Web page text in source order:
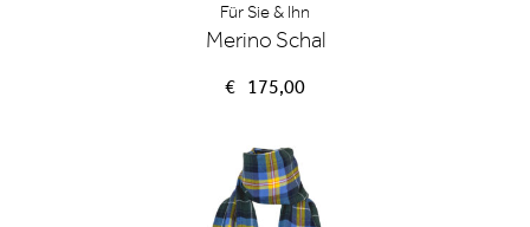
Für Sie & Ihn
Merino Schal
€ 175,00